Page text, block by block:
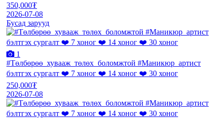
350,000₮
2026-07-08
Бусад зарууд
1
#Төлбөрөө_хувааж_төлөх_боломжтой #Маникюр_артист
бэлтгэх сургалт ❤️ 7 хоног ❤️ 14 хоног ❤️ 30 хоног
250,000₮
2026-07-08